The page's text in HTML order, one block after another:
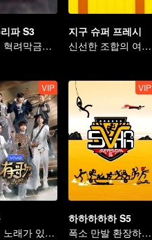
파 S3
중생지 혁려막금우 추리시에서의 재회!
지구 슈퍼 프레시
신선한 조합의 여행 메이트, 초고속 여행단 결성
VIP
새로운 노래가 있어야 산다
VIP
하하하하하 S5
폭소 만발 환장하는 여행